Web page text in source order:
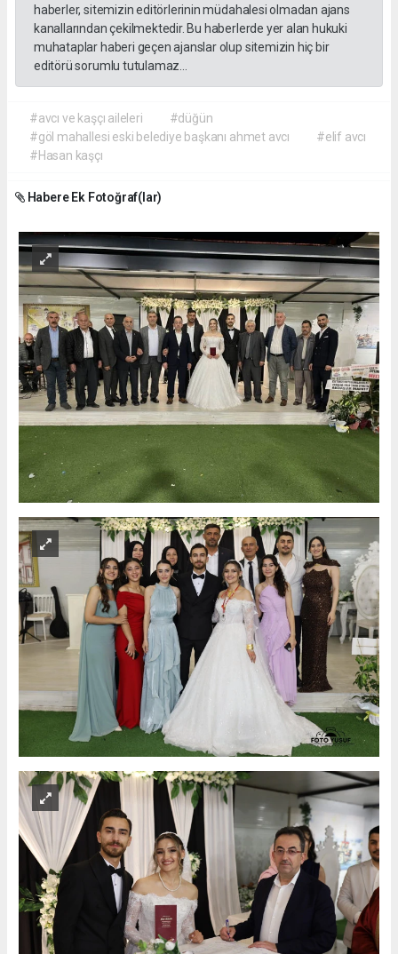
haberler, sitemizin editörlerinin müdahalesi olmadan ajans
kanallarından çekilmektedir. Bu haberlerde yer alan hukuki
muhataplar haberi geçen ajanslar olup sitemizin hiç bir
editörü sorumlu tutulamaz...
#avcı ve kaşçı aileleri
#düğün
#göl mahallesi eski belediye başkanı ahmet avcı
#elif avcı
#Hasan kaşçı
Habere Ek Fotoğraf(lar)